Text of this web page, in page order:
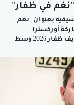
"نغم في ظفار"
بعنوان "نغم
أوركسترا
السيمفونيات التراثية ضمن فعاليات موسم خريف ظفار 2026 وسط
مع فقرات الحفل
الأوركسترالي